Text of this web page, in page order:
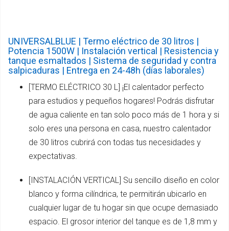
UNIVERSALBLUE | Termo eléctrico de 30 litros |
Potencia 1500W | Instalación vertical | Resistencia y
tanque esmaltados | Sistema de seguridad y contra
salpicaduras | Entrega en 24-48h (días laborales)
[TERMO ELÉCTRICO 30 L] ¡El calentador perfecto
para estudios y pequeños hogares! Podrás disfrutar
de agua caliente en tan solo poco más de 1 hora y si
solo eres una persona en casa, nuestro calentador
de 30 litros cubrirá con todas tus necesidades y
expectativas.
[INSTALACIÓN VERTICAL] Su sencillo diseño en color
blanco y forma cilíndrica, te permitirán ubicarlo en
cualquier lugar de tu hogar sin que ocupe demasiado
espacio. El grosor interior del tanque es de 1,8 mm y